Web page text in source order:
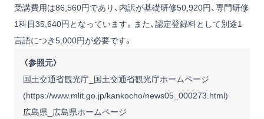
受講費用は86,560円であり、内訳が基礎研修50,920円、専門研修
1科目35,640円となっています。また、認定登録料として別途1
言語につき5,000円が必要です。
〈参照元〉
国土交通省観光庁_国土交通省観光庁ホームページ
(https://www.mlit.go.jp/kankocho/news05_000273.html)
広島県_広島県ホームページ